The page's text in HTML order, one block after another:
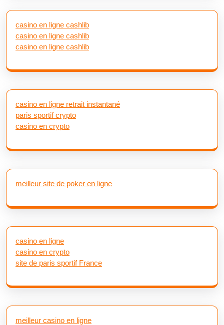
casino en ligne cashlib
casino en ligne cashlib
casino en ligne cashlib
casino en ligne retrait instantané
paris sportif crypto
casino en crypto
meilleur site de poker en ligne
casino en ligne
casino en crypto
site de paris sportif France
meilleur casino en ligne